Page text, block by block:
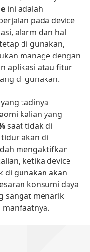
ini adalah
pada device
alarm dan hal
di gunakan,
manage dengan
aplikasi atau fitur
di gunakan.
tadinya
kalian yang
saat tidak di
akan di
mengaktifkan
ketika device
di gunakan akan
konsumi daya
sangat menarik
manfaatnya.